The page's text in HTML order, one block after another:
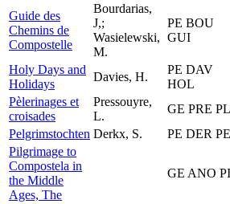
Guide des
Chemins de
Compostelle
Bourdarias,
J,;
Wasielewski,
M.
PE BOU
GUI
Holy Days and
Holidays
Davies, H.
PE DAV
HOL
Pèlerinages et
croisades
Pressouyre,
L.
GE PRE
Pelgrimstochten Derkx, S. PE DER
Pilgrimage to
Compostela in
the Middle
Ages, The
GE ANO